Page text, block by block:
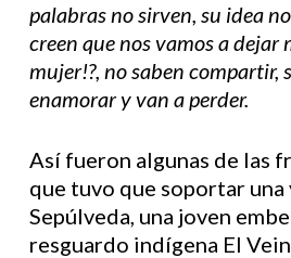
palabras no sirven, su idea no
creen que nos vamos a dejar
mujer!?, no saben compartir,
enamorar y van a perder.
Así fueron algunas de las
que tuvo que soportar una
Sepúlveda, una joven
resguardo indígena El